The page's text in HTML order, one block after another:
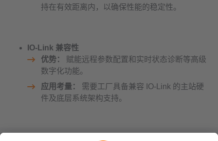
持在有效距离内，以确保性能的稳定性。
IO-Link 兼容性
优势：
赋能远程参数配置和实时状态诊断等高级
数字化功能。
应用考量：
需要工厂具备兼容 IO-Link 的主站硬
件及底层系统架构支持。